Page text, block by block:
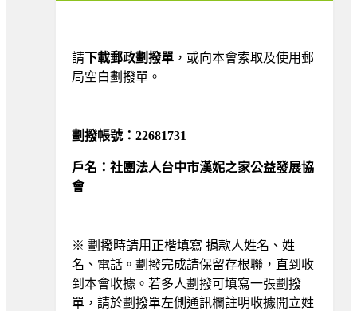
請下載郵政劃撥單 ，或向本會索取及使用郵
局空白劃撥單。
劃撥帳號：22681731
戶名：社團法人台中市漢妮之家公益發展協
會
※ 劃撥時請用正楷填寫 捐款人姓名、姓
名、電話。劃撥完成請保留存根聯，直到收
到本會收據。若多人劃撥可填寫一張劃撥
單，請於劃撥單左側通訊欄註明收據開立姓